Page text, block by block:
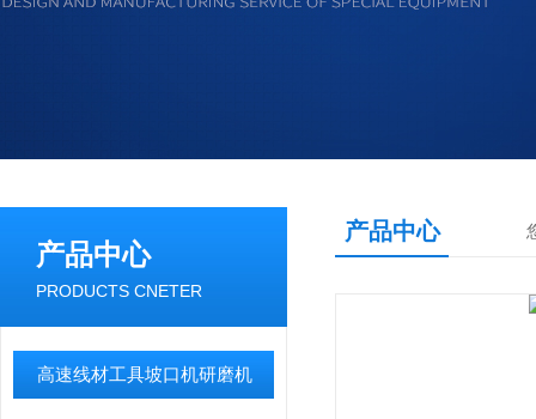
产品中心
PRODUCTS CNETER
高速线材工具坡口机研磨机
产品中心